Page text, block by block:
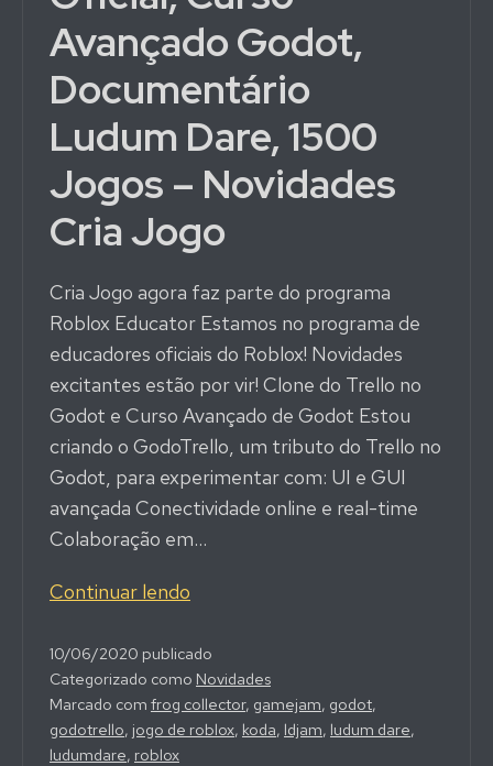
Avançado Godot,
Documentário
Ludum Dare, 1500
Jogos – Novidades
Cria Jogo
Cria Jogo agora faz parte do programa
Roblox Educator Estamos no programa de
educadores oficiais do Roblox! Novidades
excitantes estão por vir! Clone do Trello no
Godot e Curso Avançado de Godot Estou
criando o GodoTrello, um tributo do Trello no
Godot, para experimentar com: UI e GUI
avançada Conectividade online e real-time
Colaboração em…
Continuar lendo
Oficial,
Curso
Avançado
Godot,
10/06/2020 publicado
Categorizado como Novidades
Marcado com frog collector, gamejam, godot,
godotrello, jogo de roblox, koda, ldjam, ludum dare,
ludumdare, roblox